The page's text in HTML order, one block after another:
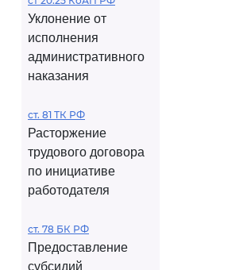
Уклонение от
исполнения
административного
наказания
ст. 81 ТК РФ
Расторжение
трудового договора
по инициативе
работодателя
ст. 78 БК РФ
Предоставление
субсидий